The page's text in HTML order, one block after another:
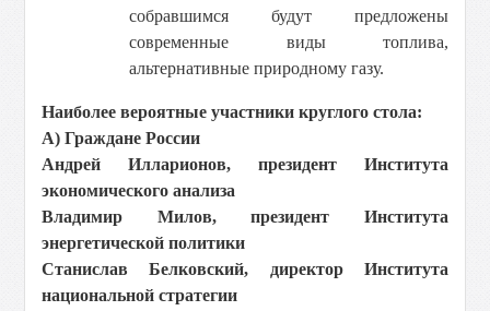
собравшимся будут предложены
современные виды топлива,
альтернативные природному газу.
Наиболее вероятные участники круглого стола:
А) Граждане России
Андрей Илларионов, президент Института
экономического анализа
Владимир Милов, президент Института
энергетической политики
Станислав Белковский, директор Института
национальной стратегии